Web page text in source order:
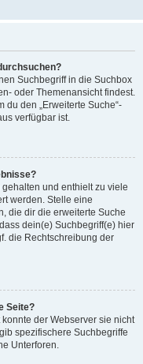
Suchbegriff in die Suchbox
oder Themenansicht findest.
du den „Erweiterte Suche“-
verfügbar ist.
und enthielt zu viele
werden. Stelle eine
die dir die erweiterte Suche
dein(e) Suchbegriff(e) hier
die Rechtschreibung der
Seite?
der Webserver sie nicht
spezifischere Suchbegriffe
Unterforen.